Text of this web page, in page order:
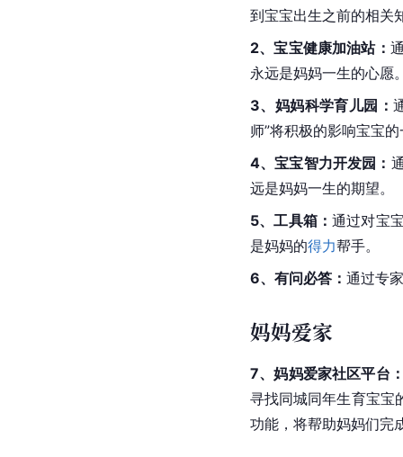
到宝宝出生之前的相关
2、宝宝健康加油站：
永远是妈妈一生的心愿
3、妈妈科学育儿园：
师”将积极的影响宝宝
4、宝宝智力开发园：
远是妈妈一生的期望。
5、工具箱：通过对宝
是妈妈的得力帮手。
6、有问必答： 通过专
妈妈爱家
7、妈妈爱家社区平台
寻找同城同年生育宝宝
功能，将帮助妈妈们完